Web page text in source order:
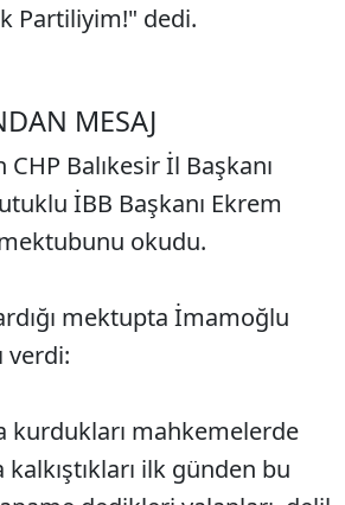
Partiliyim!" dedi.
MESAJ
CHP Balıkesir İl Başkanı
İBB Başkanı Ekrem
okudu.
mektupta İmamoğlu
verdi:
kurdukları mahkemelerde
ilk günden bu